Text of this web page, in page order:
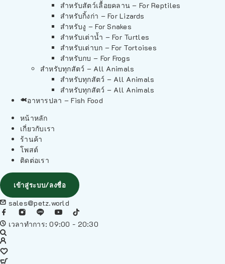
สำหรับสัตว์เลื้อยคลาน – For Reptiles
สำหรับกิ้งก่า – For Lizards
สำหรับงู – For Snakes
สำหรับเต่าน้ำ – For Turtles
สำหรับเต่าบก – For Tortoises
สำหรับกบ – For Frogs
สำหรับทุกสัตว์ – All Animals
สำหรับทุกสัตว์ – All Animals
สำหรับทุกสัตว์ – All Animals
อาหารปลา – Fish Food
หน้าหลัก
เกี่ยวกับเรา
ร้านค้า
โพสต์
ติดต่อเรา
เข้าสู่ระบบ/ลงชื่อ
sales@petz.world
เวลาทำการ: 09:00 - 20:30